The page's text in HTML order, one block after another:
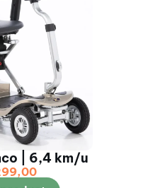
| 6,4 km/u